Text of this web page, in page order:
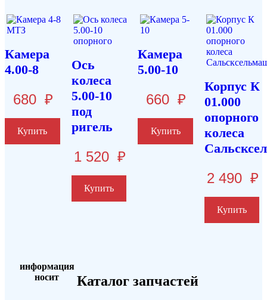
Камера
4.00-8
680 ₽
Купить
Ось
колеса
5.00-10
под
ригель
1 520 ₽
Купить
Камера
5.00-10
660 ₽
Купить
Корпус К
01.000
опорного
колеса
2 490 ₽
Купить
Каталог запчастей
информация
носит